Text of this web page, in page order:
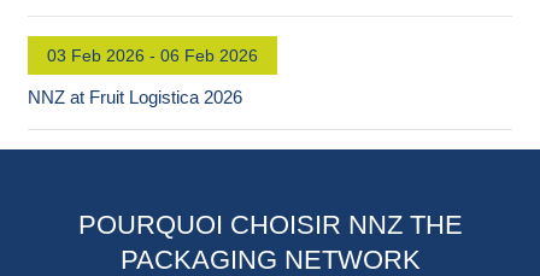
03 Feb 2026 - 06 Feb 2026
NNZ at Fruit Logistica 2026
POURQUOI CHOISIR NNZ THE
PACKAGING NETWORK